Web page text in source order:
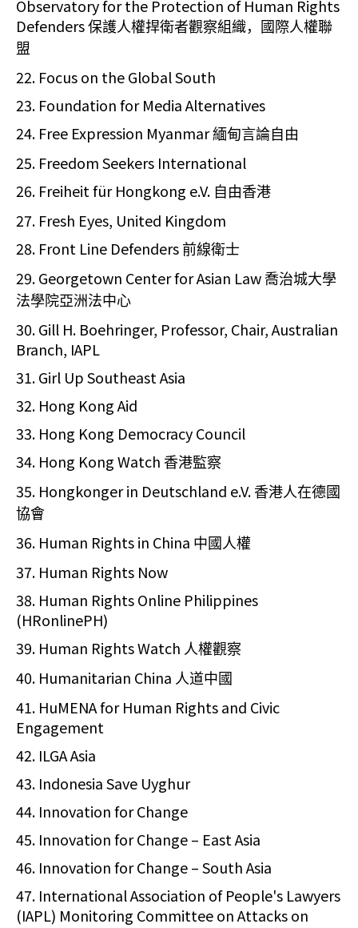
Observatory for the Protection of Human Rights
Defenders 保護人權捍衛者觀察組織，國際人權聯
盟
22. Focus on the Global South
23. Foundation for Media Alternatives
24. Free Expression Myanmar緬甸言論自由
25. Freedom Seekers International
26. Freiheit für Hongkong e.V. 自由香港
27. Fresh Eyes, United Kingdom
28. Front Line Defenders 前線衛士
29. Georgetown Center for Asian Law 喬治城大學
法學院亞洲法中心
30. Gill H. Boehringer, Professor, Chair, Australian
Branch, IAPL
31. Girl Up Southeast Asia
32. Hong Kong Aid
33. Hong Kong Democracy Council
34. Hong Kong Watch 香港監察
35. Hongkonger in Deutschland e.V. 香港人在德國
協會
36. Human Rights in China 中國人權
37. Human Rights Now
38. Human Rights Online Philippines
(HRonlinePH)
39. Human Rights Watch 人權觀察
40. Humanitarian China 人道中國
41. HuMENA for Human Rights and Civic
Engagement
42. ILGA Asia
43. Indonesia Save Uyghur
44. Innovation for Change
45. Innovation for Change – East Asia
46. Innovation for Change – South Asia
47. International Association of People's Lawyers
(IAPL) Monitoring Committee on Attacks on